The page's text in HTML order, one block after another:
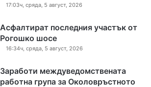
17:03ч, сряда, 5 август, 2026
Асфалтират последния участък от
Рогошко шосе
16:34ч, сряда, 5 август, 2026
Заработи междуведомствената
работна група за Околовръстното